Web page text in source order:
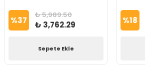
%37 ₺ 5,989.50
₺ 3,762.29
Sepete Ekle
%18